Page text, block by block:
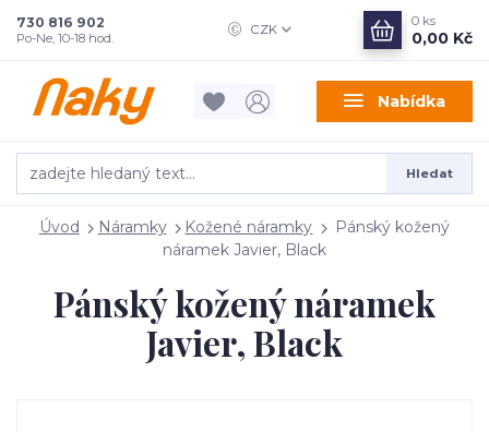
Nabídka
CZK
Hledat
730 816 902
Po-Ne, 10-18 hod.
0 ks
0,00 Kč
Úvod Náramky Kožené náramky
Pánský kožený
náramek Javier, Black
Pánský kožený náramek
Javier, Black